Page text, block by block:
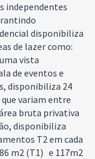
independentes
disponibiliza
de lazer como:
vista
de eventos e
disponibiliza 24
variam entre
bruta privativa
disponibiliza
T2 em cada
m2 (T1) e 117m2